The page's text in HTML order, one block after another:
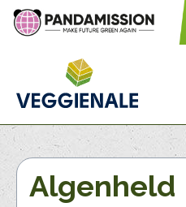
Algenheld